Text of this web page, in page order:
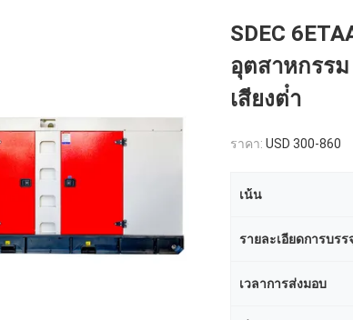
SDEC
อุตสาหกรร
เสียงต่ํา
ราคา: USD 300-860
เน้น
รายละเอียดการบรร
เวลาการส่งมอบ